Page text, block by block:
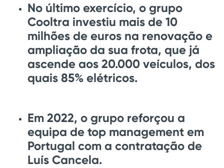
No último exercício, o grupo
Cooltra investiu mais de 10
milhões de euros na renovação e
ampliação da sua frota, que já
ascende aos 20.000 veículos, dos
quais 85% elétricos.
Em 2022, o grupo reforçou a
equipa de top management em
Portugal com a contratação de
Luís Cancela.